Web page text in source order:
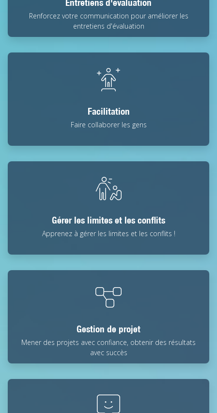
Entretiens d'évaluation
Renforcez votre communication pour améliorer les
entretiens d'évaluation
Facilitation
Faire collaborer les gens
Gérer les limites et les conflits
Apprenez à gérer les limites et les conflits !
Gestion de projet
Mener des projets avec confiance, obtenir des résultats
avec succès